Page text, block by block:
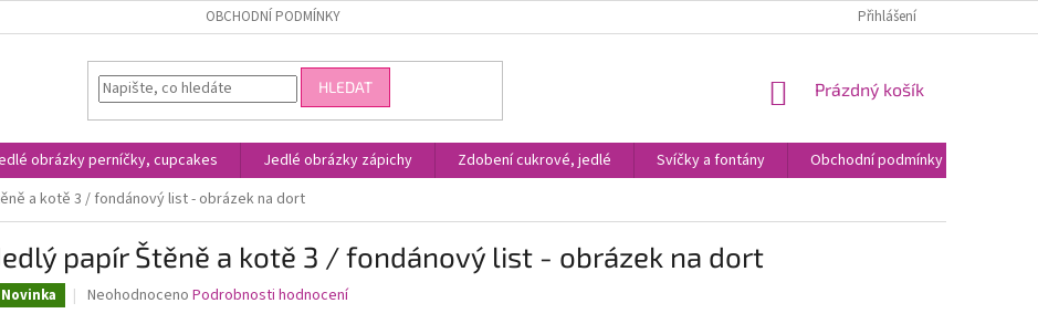
OBCHODNÍ PODMÍNKY Přihlášení
HLEDAT
NÁKUPNÍ
Prázdný košík
obrázky perníčky, cupcakes Jedlé obrázky zápichy Zdobení cukrové, jedlé Svíčky a fontány Obchodní podmínky
a kotě 3 / fondánový list - obrázek na dort
papír Štěně a kotě 3 / fondánový list - obrázek na dort
Novinka
Průměrné
Neohodnoceno Podrobnosti hodnocení